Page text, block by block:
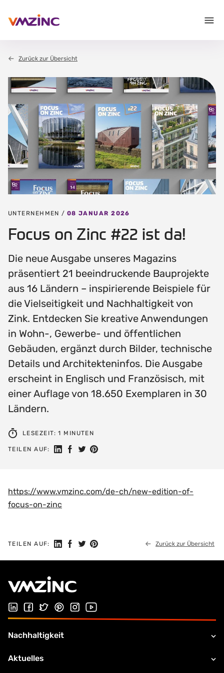
Zurück zur Übersicht
UNTERNEHMEN / 08 JANUAR 2026
Focus on Zinc #22 ist da!
Die neue Ausgabe unseres Magazins
präsentiert 21 beeindruckende Bauprojekte
aus 16 Ländern – inspirierende Beispiele für
die Vielseitigkeit und Nachhaltigkeit von
Zink. Entdecken Sie kreative Anwendungen
in Wohn-, Gewerbe- und öffentlichen
Gebäuden, ergänzt durch Bilder, technische
Details und Architekteninfos. Die Ausgabe
erscheint in Englisch und Französisch, mit
einer Auflage von 18.650 Exemplaren in 30
Ländern.
LESEZEIT: 1 MINUTEN
TEILEN AUF: Auf LinkedIn teilen
Auf Facebook teilen
Auf Twitter teilen
Auf Pinterest teilen
https://www.vmzinc.com/de-ch/new-edition-of-
focus-on-zinc
TEILEN AUF: Auf LinkedIn teilen
Auf Facebook teilen
Auf Twitter teilen
Auf Pinterest teilenZurück zur Übersicht
Folgen Sie uns auf LinkedIn
Folgen Sie uns auf Facebook
Folgen Sie uns auf Twitter
Folgen Sie uns auf Pinterest
Folgen Sie uns auf Instagram
Besuchen Sie unseren Youtube
Nachhaltigkeit
Aktuelles